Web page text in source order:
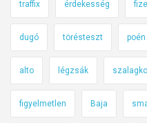
traffix érdekesség
dugó törésteszt poén
alto légzsák
figyelmetlen Baja